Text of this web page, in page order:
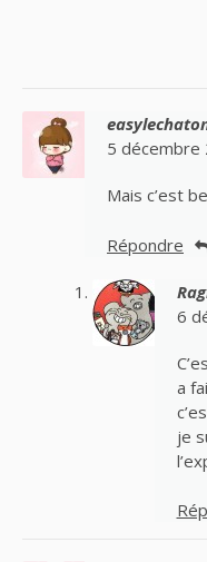
5 décembre
Mais c’est
Répondre
6
a
je